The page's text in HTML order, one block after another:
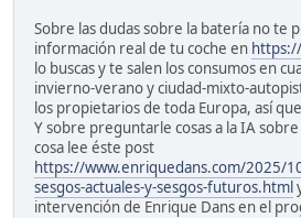
Sobre las dudas sobre la batería no te
información real de tu coche en
lo buscas y te salen los consumos en
invierno-verano y ciudad-mixto-
los propietarios de toda Europa, así
Y sobre preguntarle cosas a la IA
cosa lee éste post
https://www.enriquedans.com/2025/
sesgos-actuales-y-sesgos-futuros.html
intervención de Enrique Dans en el